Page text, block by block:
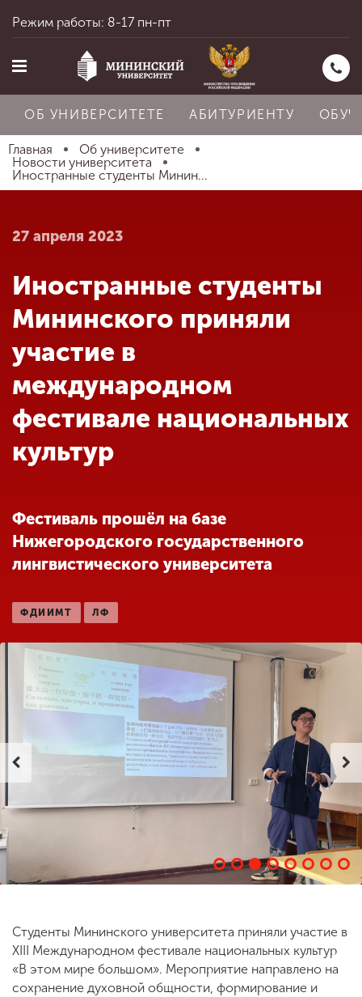
Главная
Абитуриенту
Обучение
Наука
Другие виды
деятельности
Студенческая жизнь
Сведения об
образовательной
организации
CHI
комиссия
+7 (831) 262-26-20
Режим работы: 8-17 пн-пт
ОБ УНИВЕРСИТЕТЕ АБИТУРИЕНТУ
Главная
Об университете
Новости университета
Иностранные студенты Минин...
27 апреля 2023
Иностранные студенты
Мининского приняли
участие в
международном
фестивале национальных
культур
Фестиваль прошёл на базе
Нижегородского государственного
лингвистического университета
ФДИИМТ ЛФ
Студенты Мининского университета приняли участие в
XIII Международном фестивале национальных культур
«В этом мире большом». Мероприятие направлено на
сохранение духовной общности, формирование и